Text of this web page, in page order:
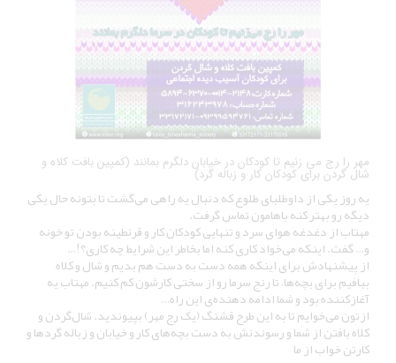
مهر را رج می زنیم تا کودکان در خیابان دلگرم بمانند (کمپین بافت کلاه و
شال گردن برای کودکان کار و زباله گرد)
یه روز یکی از داوطلبای طلوع که دنبال یه راهی می‌گشت تا بتونه حال یکی
دیگه رو بهتر کنه باهامون تماس گرفت.
مهتاب از دغدغه هوای سرد و تنهایی کودکان کار و قرنطینه بودن تو خونه
و… گفت. اینکه می‌خواد کاری کنه اما بخاطر این شرایط چه کاری؟!…
از پیشنهادش برای اینکه همه دست به دست هم بدیم و شال و کلاه
ببافیم برای بچه‌ها، تا رنج سرما رو از سختی کارشون کم کنیم. مهتاب یه
آغازکننده بود و شما ادامه دهنده‌ی این راه…
ازتون می‌خوایم تا به این طرح قشنگ (یک رج مهر) بپیوندید. شال‌گردن و
کلاه بافتن از شما و رسوندنش به دست بچه‌های کار و خیابان و زباله گردها و
کارتن خواب از ما